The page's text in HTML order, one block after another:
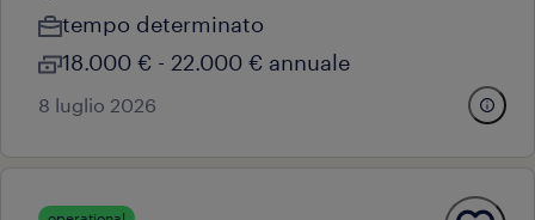
tempo determinato
18.000 € - 22.000 € annuale
8 luglio 2026